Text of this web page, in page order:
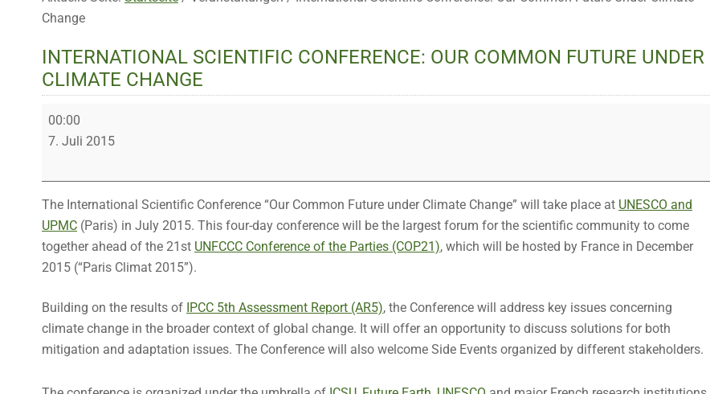
Change
INTERNATIONAL SCIENTIFIC CONFERENCE: OUR COMMON FUTURE UNDER
CLIMATE CHANGE
International
Scientific
Common
Future
Under
Climate
Change
00:00
7. Juli 2015
The International Scientific Conference “Our Common Future under Climate Change” will take place at UNESCO and
UPMC (Paris) in July 2015. This four-day conference will be the largest forum for the scientific community to come
together ahead of the 21st UNFCCC Conference of the Parties (COP21), which will be hosted by France in December
2015 (“Paris Climat 2015”).
Building on the results of IPCC 5th Assessment Report (AR5), the Conference will address key issues concerning
climate change in the broader context of global change. It will offer an opportunity to discuss solutions for both
mitigation and adaptation issues. The Conference will also welcome Side Events organized by different stakeholders.